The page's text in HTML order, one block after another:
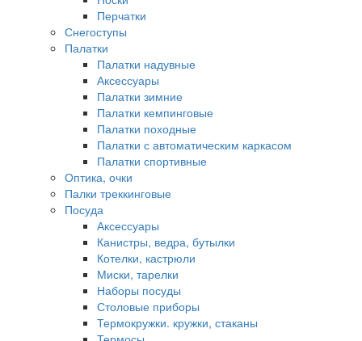
Перчатки
Снегоступы
Палатки
Палатки надувные
Аксессуары
Палатки зимние
Палатки кемпинговые
Палатки походные
Палатки с автоматическим каркасом
Палатки спортивные
Оптика, очки
Палки треккинговые
Посуда
Аксессуары
Канистры, ведра, бутылки
Котелки, кастрюли
Миски, тарелки
Наборы посуды
Столовые приборы
Термокружки. кружки, стаканы